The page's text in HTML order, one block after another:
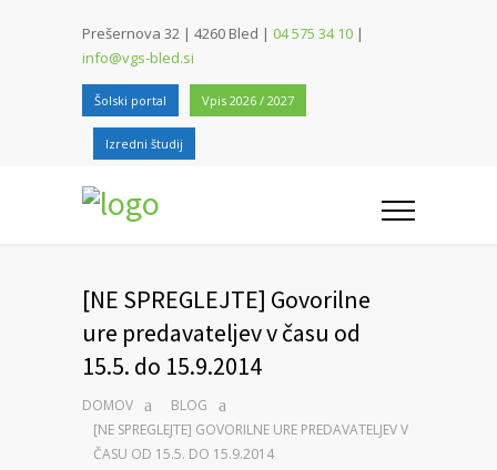
Prešernova 32 | 4260 Bled | 04 575 34 10 |
info@vgs-bled.si
Šolski portal Vpis 2026 / 2027
Izredni študij
[NE SPREGLEJTE] Govorilne
ure predavateljev v času od
15.5. do 15.9.2014
DOMOV
BLOG
[NE SPREGLEJTE] GOVORILNE URE PREDAVATELJEV V
ČASU OD 15.5. DO 15.9.2014